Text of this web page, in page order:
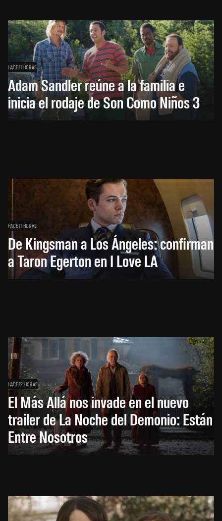
HACE 11 HORAS
Adam Sandler reúne a la familia e
inicia el rodaje de Son Como Niños 3
HACE 11 HORAS
De Kingsman a Los Ángeles: confirman
a Taron Egerton en I Love LA
HACE 12 HORAS
El Más Allá nos invade en el nuevo
trailer de La Noche del Demonio: Están
Entre Nosotros